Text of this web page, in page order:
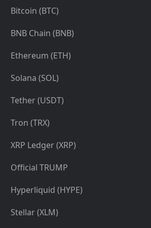
Bitcoin (BTC)
BNB Chain (BNB)
Ethereum (ETH)
Solana (SOL)
Tether (USDT)
Tron (TRX)
XRP Ledger (XRP)
Official TRUMP
Hyperliquid (HYPE)
Stellar (XLM)